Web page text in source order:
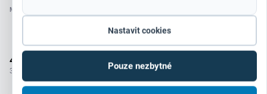
Nastavit cookies
Pouze nezbytné
MŮŽEME DORUČIT DO:
4 482 Kč
3 704 Kč bez DPH
+
−
Do košíku